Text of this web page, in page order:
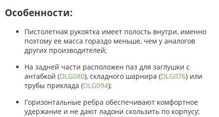
Особенности:
Пистолетная рукоятка имеет полость внутри, именно
поэтому ее масса гораздо меньше, чем у аналогов
других производителей;
На задней части расположен паз для заглушки с
антабкой (DLG080), складного шарнира (DLG076) или
трубы приклада (DLG094);
Горизонтальные ребра обеспечивают комфортное
удержание и не дают ладони скользить по корпусу;